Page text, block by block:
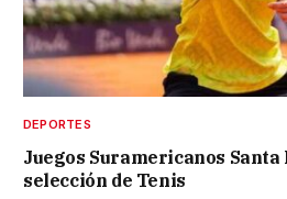
DEPORTES
Juegos Suramericanos Santa
selección de Tenis